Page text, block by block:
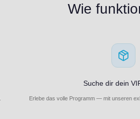
Wie
Suche dir dein
Erlebe das volle Programm — mit unseren